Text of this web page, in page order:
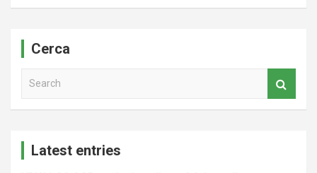
Cerca
Latest entries